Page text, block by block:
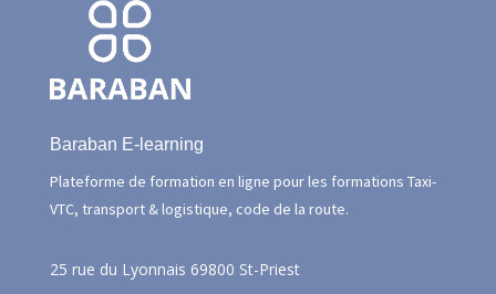
Baraban E-learning
Plateforme de formation en ligne pour les formations Taxi-
VTC, transport & logistique, code de la route.
25 rue du Lyonnais 69800 St-Priest